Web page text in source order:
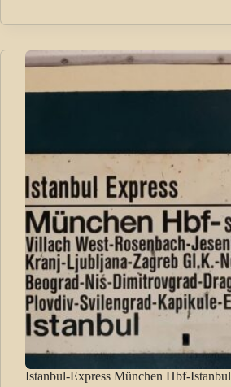
Istanbul-Express München Hbf-Istanbul